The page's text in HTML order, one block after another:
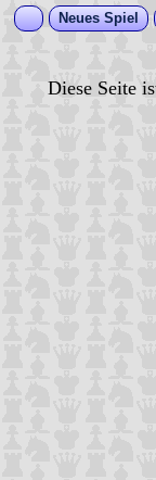
Neues Spiel
Diese Seite